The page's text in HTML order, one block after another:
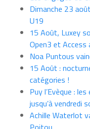
Dimanche 23
U19
15 Août, Luxey
Open3 et Access
Noa Puntous
15 Août :
catégories !
Puy l’Evèque :
jusqu’à vendredi
Achille Waterlot